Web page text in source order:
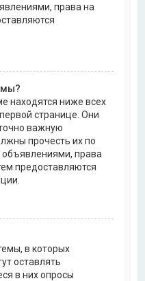
права на
находятся ниже всех
странице. Они
важную
прочесть их по
объявлениями, права
предоставляются
в которых
оставлять
в них опросы